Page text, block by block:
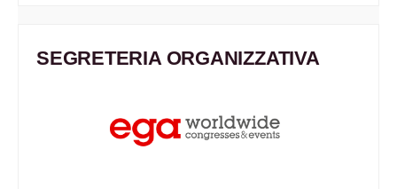
SEGRETERIA ORGANIZZATIVA